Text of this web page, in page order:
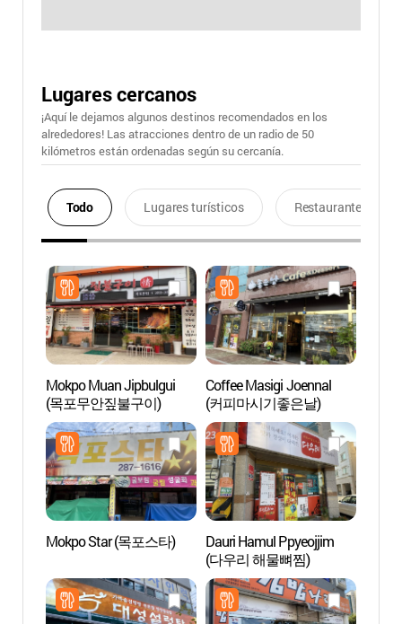
Lugares cercanos
¡Aquí le dejamos algunos destinos recomendados en los
alrededores! Las atracciones dentro de un radio de 50
kilómetros están ordenadas según su cercanía.
Todo Lugares turísticos Restaurantes
Mokpo Muan Jipbulgui
(목포무안짚불구이)
Coffee Masigi Joennal
(커피마시기좋은날)
Mokpo Star (목포스타)
Dauri Hamul Ppyeojjim
(다우리 해물뼈찜)